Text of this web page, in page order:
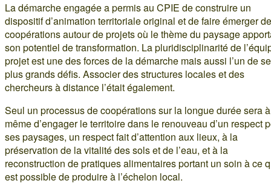
La démarche engagée a permis au CPIE de construire un
dispositif d’animation territoriale original et de faire émerger
coopérations autour de projets où le thème du paysage
son potentiel de transformation. La pluridisciplinarité de
projet est une des forces de la démarche mais aussi l’un de
plus grands défis. Associer des structures locales et des
chercheurs à distance l’était également.
Seul un processus de coopérations sur la longue durée sera à
même d’engager le territoire dans le renouveau d’un respect
ses paysages, un respect fait d’attention aux lieux, à la
préservation de la vitalité des sols et de l’eau, et à la
reconstruction de pratiques alimentaires portant un soin à ce
est possible de produire à l’échelon local.